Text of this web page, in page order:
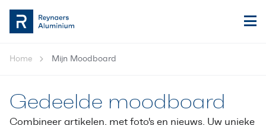
Home Mijn Moodboard
Gedeelde moodboard
Combineer artikelen, met foto's en nieuws. Uw unieke